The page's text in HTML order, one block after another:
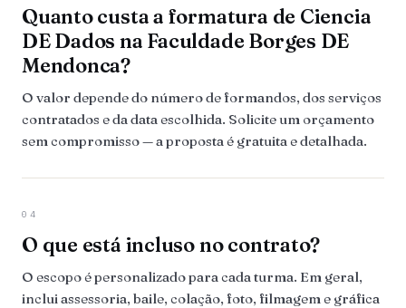
Quanto custa a formatura de Ciencia
DE Dados na Faculdade Borges DE
Mendonca?
O valor depende do número de formandos, dos serviços
contratados e da data escolhida. Solicite um orçamento
sem compromisso — a proposta é gratuita e detalhada.
04
O que está incluso no contrato?
O escopo é personalizado para cada turma. Em geral,
inclui assessoria, baile, colação, foto, filmagem e gráfica